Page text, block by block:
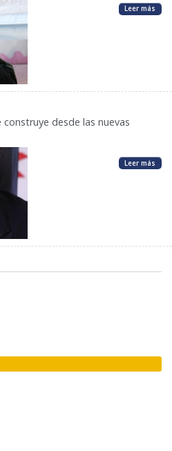
Leer más
desde las nuevas
Leer más